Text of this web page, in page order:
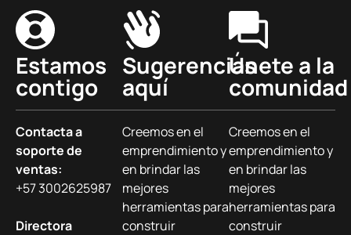
Estamos
contigo
Contacta a
soporte de
ventas:
+57 3002625987
Directora
Sugerencias
aquí
Creemos en el
emprendimiento y
en brindar las
mejores
herramientas para
construir
Únete a la
comunidad
Creemos en el
emprendimiento y
en brindar las
mejores
herramientas para
construir